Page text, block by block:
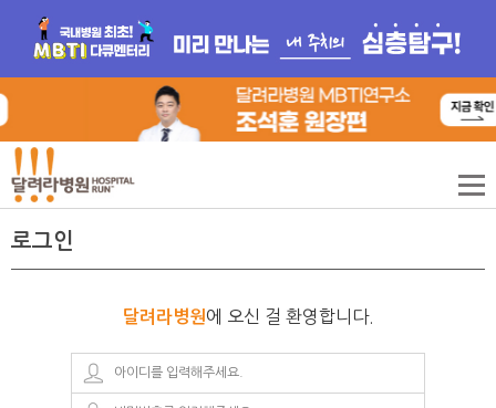
로그인
달려라병원 에 오신 걸 환영합니다.